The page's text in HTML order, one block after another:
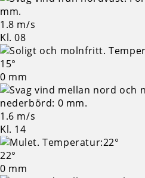
1.8 m/s
Kl. 08
15°
0 mm
1.6 m/s
Kl. 14
22°
0 mm